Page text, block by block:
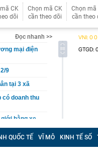
CK
dõi
Chọn mã CK
cần theo dõi
Chọn mã
cần theo
Đọc nhanh >>
mại điện
9
tại 3 xã
có doanh thu
giới bằng xe
bay lạ cất
QUỐC TẾ VĨ MÔ KINH TẾ SỐ